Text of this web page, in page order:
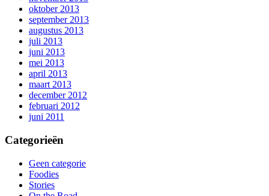
oktober 2013
september 2013
augustus 2013
juli 2013
juni 2013
mei 2013
april 2013
maart 2013
december 2012
februari 2012
juni 2011
Categorieën
Geen categorie
Foodies
Stories